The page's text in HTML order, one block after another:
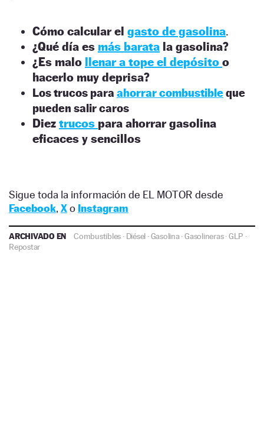
Cómo calcular el gasto de gasolina.
¿Qué día es más barata la gasolina?
¿Es malo llenar a tope el depósito o
hacerlo muy deprisa?
Los trucos para ahorrar combustibleque
pueden salir caros
Diez trucos para ahorrar gasolina
eficaces y sencillos
Sigue toda la información de EL MOTOR desde
Facebook, Xo Instagram
ARCHIVADO EN Combustibles · Diésel ·Gasolina·Gasolineras·GLP ·
Repostar